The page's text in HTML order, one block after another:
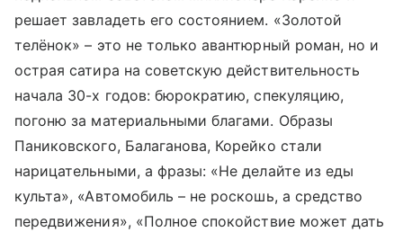
решает завладеть его состоянием. «Золотой
телёнок» – это не только авантюрный роман, но и
острая сатира на советскую действительность
начала 30-х годов: бюрократию, спекуляцию,
погоню за материальными благами. Образы
Паниковского, Балаганова, Корейко стали
нарицательными, а фразы: «Не делайте из еды
культа», «Автомобиль – не роскошь, а средство
передвижения», «Полное спокойствие может дать